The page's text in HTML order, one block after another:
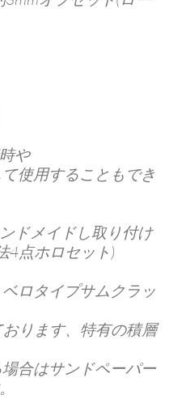
や
使用することもでき
ドメイドし取り付け
4点ホロセット)
ロタイプサムクラッ
ります、特有の積層
合はサンドペーパー